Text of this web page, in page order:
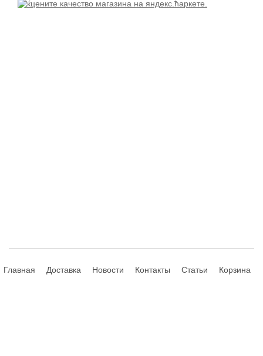
Главная Доставка Новости Контакты Статьи Корзина